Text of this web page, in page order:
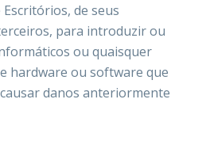
de seus
para introduzir ou
ou quaisquer
hardware ou software que
danos anteriormente